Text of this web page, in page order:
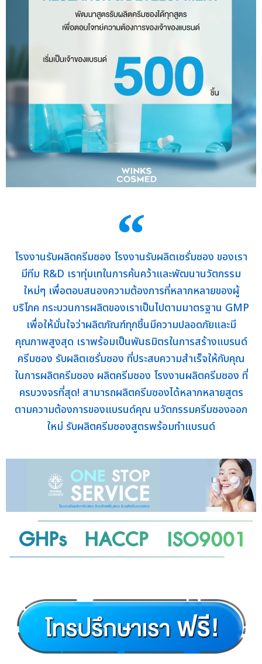
โรงงานรับผลิตครีมซอง โรงงานรับผลิตเซรั่มซอง ของเรา
มีทีม R&D เราทุ่มเทในการค้นคว้าและพัฒนานวัตกรรม
ใหม่ๆ เพื่อตอบสนองความต้องการที่หลากหลายของผู้
บริโภค กระบวนการผลิตของเราเป็นไปตามมาตรฐาน GMP
เพื่อให้มั่นใจว่าผลิตภัณฑ์ทุกชิ้นมีความปลอดภัยและมี
คุณภาพสูงสุด เราพร้อมเป็นพันธมิตรในการสร้างแบรนด์
ครีมซอง รับผลิตเซรั่มซอง ที่ประสบความสำเร็จให้กับคุณ
ในการผลิตครีมซอง ผลิตครีมซอง โรงงานผลิตครีมซอง ที่
ครบวงจรที่สุด! สามารถผลิตครีมซองได้หลากหลายสูตร
ตามความต้องการของแบรนด์คุณ นวัตกรรมครีมซองออก
ใหม่ รับผลิตครีมซองสูตรพร้อมทำแบรนด์